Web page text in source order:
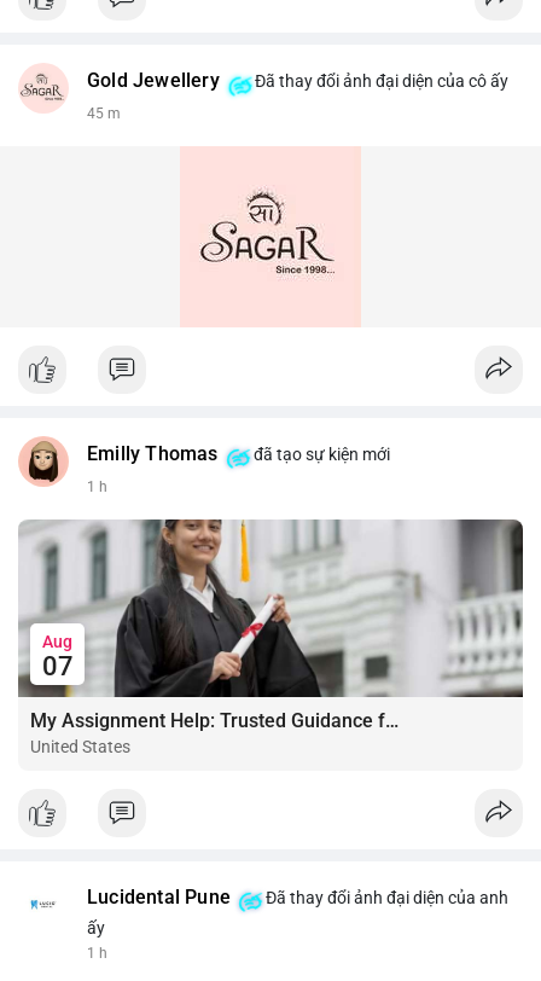
Gold Jewellery Đã thay đổi ảnh đại diện của cô ấy
45 m
Emilly Thomas đã tạo sự kiện mới
1 h
Aug
07
My Assignment Help: Trusted Guidance for Academic Excellence
United States
Lucidental Pune
Đã thay đổi ảnh đại diện của anh
ấy
1 h